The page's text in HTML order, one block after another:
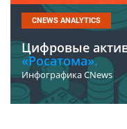
CNEWS ANALYTICS
Цифровые
«Росатома».
Инфографика CNews